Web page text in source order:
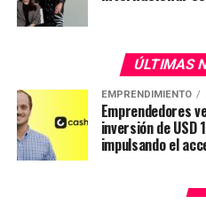
ÚLTIMAS
EMPRENDIMIENTO
Emprendedores
inversión de
impulsando el